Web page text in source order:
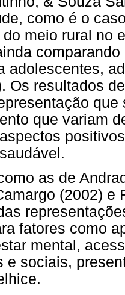
como é o
meio rural no
adolescentes,
Os resultados
que variam
as de
(2002) e
fatores como
mental,
e sociais,